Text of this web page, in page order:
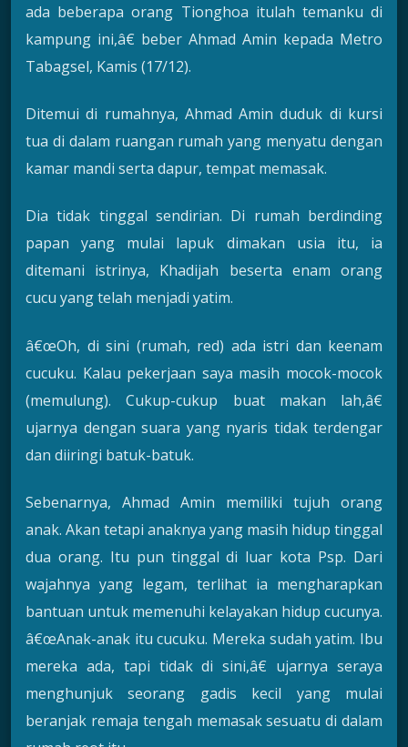
ada beberapa orang Tionghoa itulah temanku di
kampung ini,â€ beber Ahmad Amin kepada Metro
Tabagsel, Kamis (17/12).
Ditemui di rumahnya, Ahmad Amin duduk di kursi
tua di dalam ruangan rumah yang menyatu dengan
kamar mandi serta dapur, tempat memasak.
Dia tidak tinggal sendirian. Di rumah berdinding
papan yang mulai lapuk dimakan usia itu, ia
ditemani istrinya, Khadijah beserta enam orang
cucu yang telah menjadi yatim.
â€œOh, di sini (rumah, red) ada istri dan keenam
cucuku. Kalau pekerjaan saya masih mocok-mocok
(memulung). Cukup-cukup buat makan lah,â€
ujarnya dengan suara yang nyaris tidak terdengar
dan diiringi batuk-batuk.
Sebenarnya, Ahmad Amin memiliki tujuh orang
anak. Akan tetapi anaknya yang masih hidup tinggal
dua orang. Itu pun tinggal di luar kota Psp. Dari
wajahnya yang legam, terlihat ia mengharapkan
bantuan untuk memenuhi kelayakan hidup cucunya.
â€œAnak-anak itu cucuku. Mereka sudah yatim. Ibu
mereka ada, tapi tidak di sini,â€ ujarnya seraya
menghunjuk seorang gadis kecil yang mulai
beranjak remaja tengah memasak sesuatu di dalam